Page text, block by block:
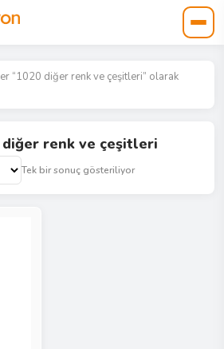
“1020 diğer renk ve çeşitleri” olarak
diğer renk ve çeşitleri
Tek bir sonuç gösteriliyor